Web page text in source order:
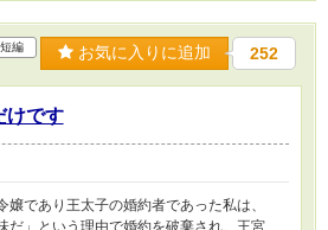
短編 お気に入りに追加 252
けです
嬢であり王太子の婚約者であった私は、
だ」という理由で婚約を破棄され、王宮